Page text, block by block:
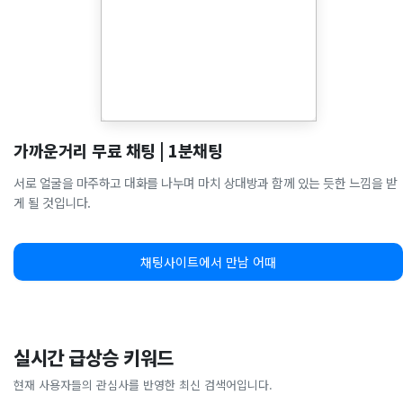
가까운거리 무료 채팅 | 1분채팅
서로 얼굴을 마주하고 대화를 나누며 마치 상대방과 함께 있는 듯한 느낌을 받
게 될 것입니다.
채팅사이트에서 만남 어때
실시간 급상승 키워드
현재 사용자들의 관심사를 반영한 최신 검색어입니다.